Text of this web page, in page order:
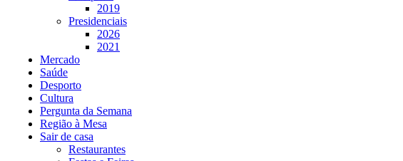
2019
Presidenciais
2026
2021
Mercado
Saúde
Desporto
Cultura
Pergunta da Semana
Região à Mesa
Sair de casa
Restaurantes